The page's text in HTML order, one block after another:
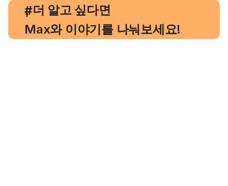
#
, 더 알고 싶다면
Max와 이야기를 나눠보세요!